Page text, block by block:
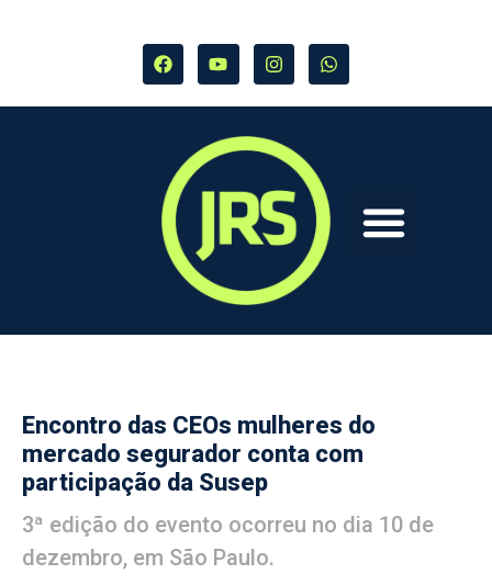
Encontro das CEOs mulheres do
mercado segurador conta com
participação da Susep
3ª edição do evento ocorreu no dia 10 de
dezembro, em São Paulo.